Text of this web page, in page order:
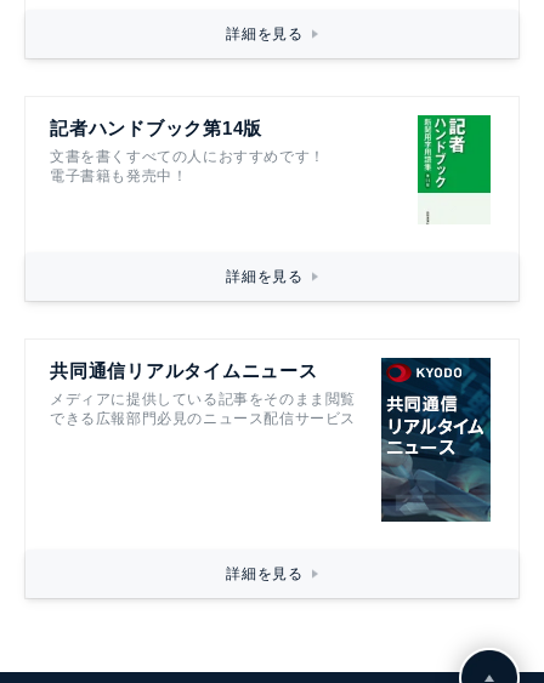
詳細を見る
記者ハンドブック第14版
文書を書くすべての人におすすめです！
電子書籍も発売中！
詳細を見る
共同通信リアルタイムニュース
メディアに提供している記事をそのまま閲覧
できる広報部門必見のニュース配信サービス
詳細を見る